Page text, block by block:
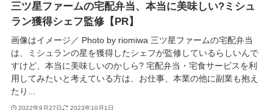
三ツ星ファームの宅配弁当、本当に美味しい?ミシュ
ラン獲得シェフ監修【PR】
画像はイメージ／ Photo by riomiwa 三ツ星ファームの宅配弁当
は、ミシュランの星を獲得したシェフが監修しているらしいんで
すけど、本当に美味しいのかしら? 宅配弁当・宅食サービスを利
用してみたいと考えている方は、お仕事、本業の他に副業も抱え
たり...
2022年9月27日 2023年10月1日